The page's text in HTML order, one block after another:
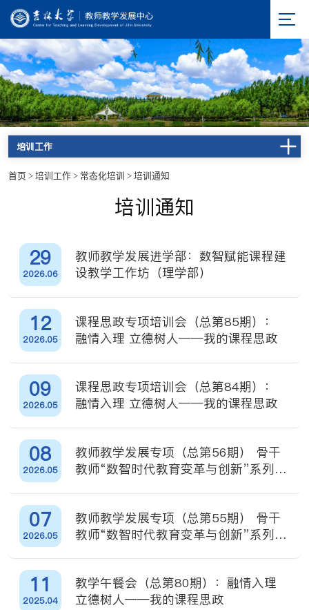
培训工作
首页 > 培训工作 > 常态化培训 > 培训通知
培训通知
29
2026.06
教师教学发展进学部：数智赋能课程建
设教学工作坊（理学部）
12
2026.05
课程思政专项培训会（总第85期）：
融情入理 立德树人——我的课程思政
09
2026.05
课程思政专项培训会（总第84期）：
融情入理 立德树人——我的课程思政
08
2026.05
教师教学发展专项（总第56期） 骨干
教师“数智时代教育变革与创新”系列培
07
2026.05
教师教学发展专项（总第55期） 骨干
教师“数智时代教育变革与创新”系列培
11
2025.04
教学午餐会（总第80期）：融情入理
立德树人——我的课程思政